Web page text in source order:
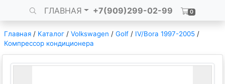
ГЛАВНАЯ +7(909)299-02-99 0
Главная / Каталог / Volkswagen / Golf / IV/Bora 1997-2005 /
Компрессор кондиционера